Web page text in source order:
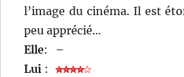
l’image du cinéma. Il est
peu apprécié…
Elle:
–
Lui :